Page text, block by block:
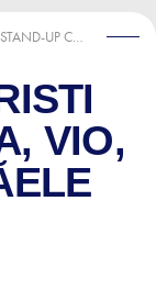
STAND-UP CU CRISTI POPESCO, TOMA, VIO, MITRAN ȘI MĂLĂELE PE TERASA COMICSCLUB!
VIO,